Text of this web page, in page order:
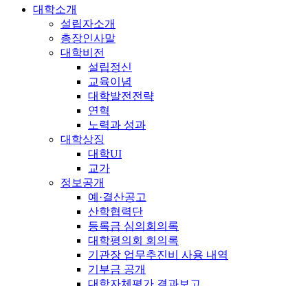
대학소개
설립자소개
총장인사말
대학비전
설립정신
교육이념
대학발전전략
연혁
노력과 성과
대학상징
대학UI
교가
정보공개
예·결산공고
산학협력단
등록금 심의회의록
대학평의회 회의록
기관장 업무추진비 사용 내역
기부금 공개
대학자체평가 결과보고